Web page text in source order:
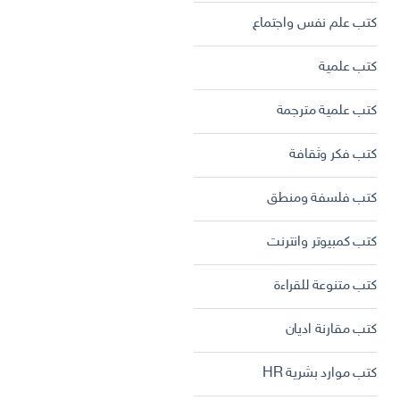
كتب علم نفس واجتماع
كتب علمية
كتب علمية مترجمة
كتب فكر وثقافة
كتب فلسفة ومنطق
كتب كمبيوتر وانترنت
كتب متنوعة للقراءة
كتب مقارنة اديان
كتب موارد بشرية HR